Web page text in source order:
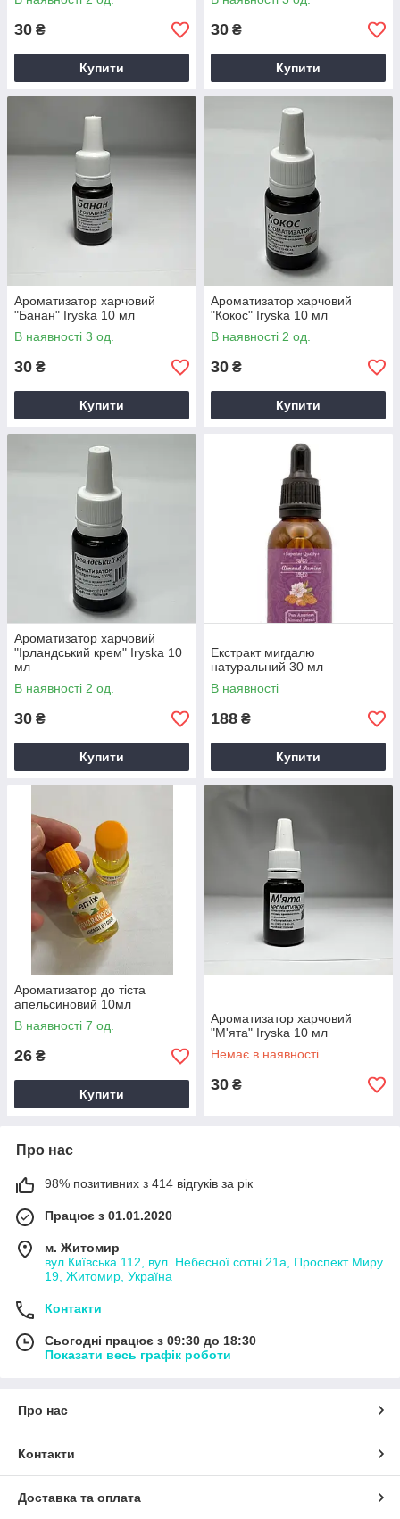
30 ₴
Купити
30 ₴
Купити
Ароматизатор харчовий
"Банан" Iryska 10 мл
В наявності 3 од.
30 ₴
Купити
Ароматизатор харчовий
"Кокос" Iryska 10 мл
В наявності 2 од.
30 ₴
Купити
Ароматизатор харчовий
"Ірландський крем" Iryska 10
мл
В наявності 2 од.
30 ₴
Купити
Екстракт мигдалю
натуральний 30 мл
В наявності
188 ₴
Купити
Ароматизатор до тіста
апельсиновий 10мл
В наявності 7 од.
26 ₴
Купити
Ароматизатор харчовий
"М'ята" Iryska 10 мл
Немає в наявності
30 ₴
Про нас
98% позитивних з 414 відгуків за рік
Працює з 01.01.2020
м. Житомир
вул.Київська 112, вул. Небесної сотні 21а, Проспект Миру
19, Житомир, Україна
Контакти
Сьогодні працює з 09:30 до 18:30
Показати весь графік роботи
Про нас
Контакти
Доставка та оплата